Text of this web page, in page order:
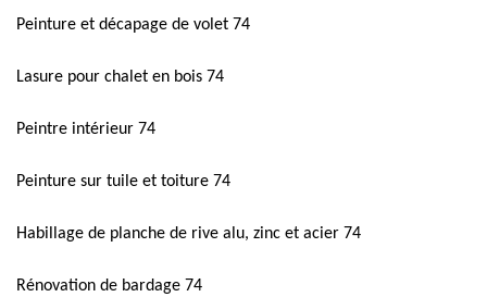
Peinture et décapage de volet 74
Lasure pour chalet en bois 74
Peintre intérieur 74
Peinture sur tuile et toiture 74
Habillage de planche de rive alu, zinc et acier 74
Rénovation de bardage 74